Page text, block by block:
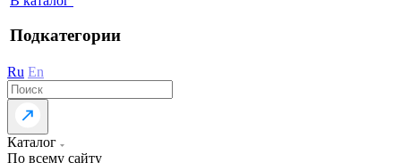
Подкатегории
Ru En
Каталог
По всему сайту